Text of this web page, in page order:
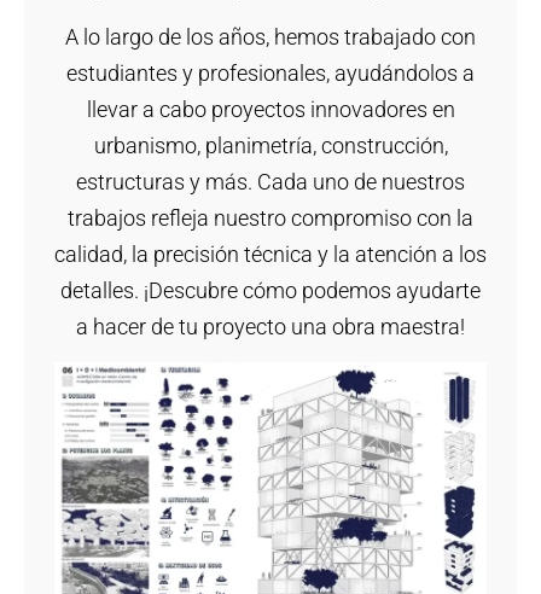
A lo largo de los años, hemos trabajado con
estudiantes y profesionales, ayudándolos a
llevar a cabo proyectos innovadores en
urbanismo, planimetría, construcción,
estructuras y más. Cada uno de nuestros
trabajos refleja nuestro compromiso con la
calidad, la precisión técnica y la atención a los
detalles. ¡Descubre cómo podemos ayudarte
a hacer de tu proyecto una obra maestra!